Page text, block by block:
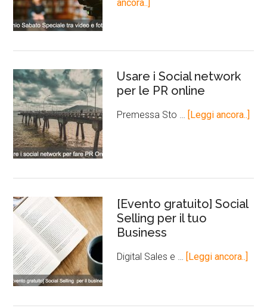
ancora..]
Usare i Social network
per le PR online
Premessa Sto … [Leggi ancora..]
[Evento gratuito] Social
Selling per il tuo
Business
Digital Sales e … [Leggi ancora..]